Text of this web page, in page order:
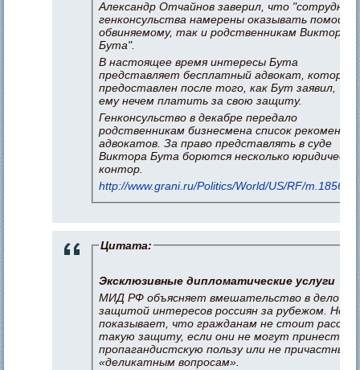
Александр Отчайнов заверил, что
генконсульства намерены оказывать помощь
обвиняемому, так и родственникам Виктора
Бута".
В настоящее время интересы Бута
представляет бесплатный адвокат, который
предоставлен после того, как Бут заявил,
ему нечем платить за свою защиту.
Генконсульство в декабре передало
родственникам бизнесмена список
адвокатов. За право представлять в суде
Виктора Бута борются несколько
контор.
http://www.grani.ru/Politics/World/US/RF/
Цитата:
Эксклюзивные дипломатические услуги
МИД РФ объясняет вмешательство в дело
защитой интересов россиян за рубежом. Но
показывает, что гражданам не стоит
такую защиту, если они не могут принести
пропагандистскую пользу или не причастны к
«деликатным вопросам».